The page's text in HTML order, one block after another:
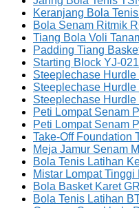
Keranjang Bola
Bola Senam Ritmik
Tiang Bola Voli
Padding Tiang
Starting Block YJ-021
Steeplechase
Steeplechase
Steeplechase Hurdle
Peti Lompat Senam
Peti Lompat Senam
Take-Off Foundation
Meja Jamur Senam
Bola Tenis Latihan
Mistar Lompat Tinggi
Bola Basket Karet
Bola Tenis Latihan